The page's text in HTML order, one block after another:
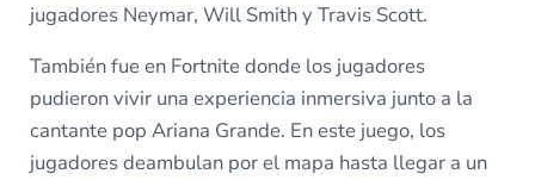
jugadores Neymar, Will Smith y Travis Scott.
También fue en Fortnite donde los jugadores
pudieron vivir una experiencia inmersiva junto a la
cantante pop Ariana Grande. En este juego, los
jugadores deambulan por el mapa hasta llegar a un